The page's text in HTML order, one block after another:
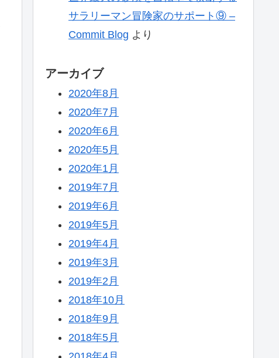
サラリーマン冒険家のサポート⑨ –
Commit Blog より
アーカイブ
2020年8月
2020年7月
2020年6月
2020年5月
2020年1月
2019年7月
2019年6月
2019年5月
2019年4月
2019年3月
2019年2月
2018年10月
2018年9月
2018年5月